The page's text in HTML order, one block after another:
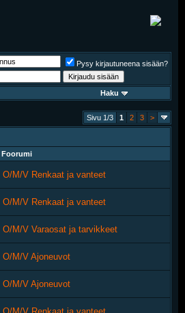
Pysy kirjautuneena sisään?
Haku
Sivu 1/3 1 2 3 >
Foorumi
O/M/V Renkaat ja vanteet
O/M/V Renkaat ja vanteet
O/M/V Varaosat ja tarvikkeet
O/M/V Ajoneuvot
O/M/V Ajoneuvot